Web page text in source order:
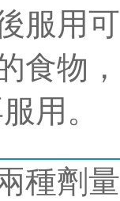
服用
食物
用。
種劑